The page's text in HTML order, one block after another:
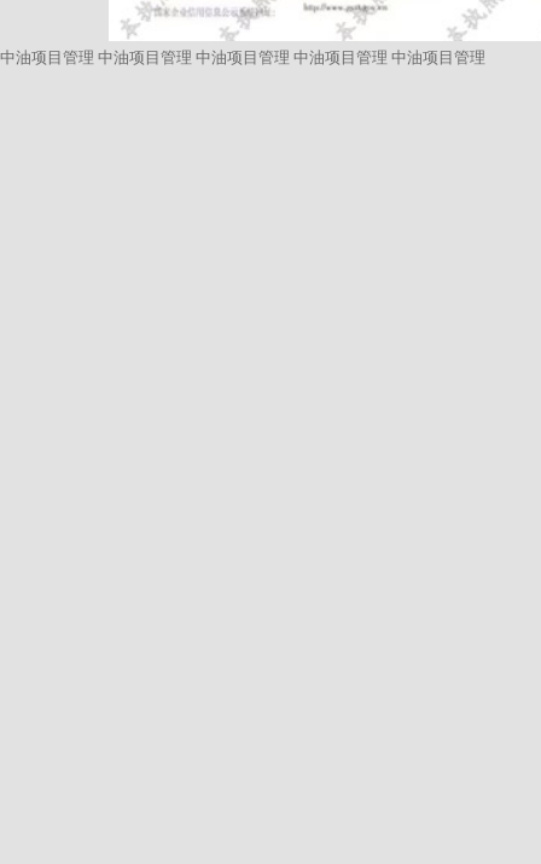
中油项目管理 中油项目管理 中油项目管理 中油项目管理 中油项目管理